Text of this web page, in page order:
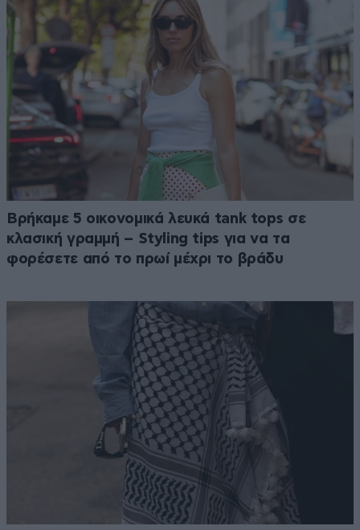
Βρήκαμε 5 οικονομικά λευκά tank tops σε
κλασική γραμμή – Styling tips για να τα
φορέσετε από το πρωί μέχρι το βράδυ